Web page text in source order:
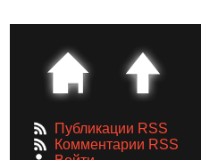
Публикации RSS
Комментарии RSS